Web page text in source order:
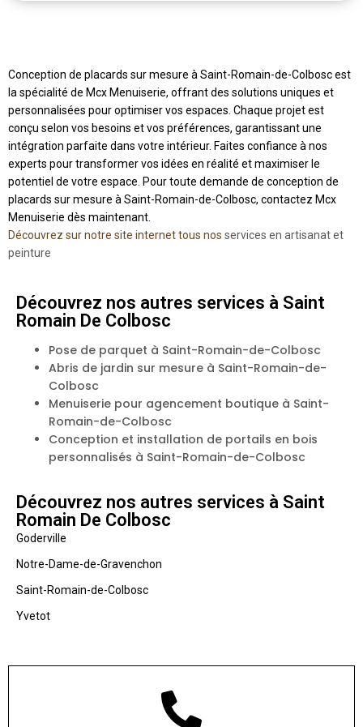
Conception de placards sur mesure à Saint-Romain-de-Colbosc est
la spécialité de Mcx Menuiserie, offrant des solutions uniques et
personnalisées pour optimiser vos espaces. Chaque projet est
conçu selon vos besoins et vos préférences, garantissant une
intégration parfaite dans votre intérieur. Faites confiance à nos
experts pour transformer vos idées en réalité et maximiser le
potentiel de votre espace. Pour toute demande de conception de
placards sur mesure à Saint-Romain-de-Colbosc, contactez Mcx
Menuiserie dès maintenant.
Découvrez sur notre site internet tous nos services en artisanat et
peinture
Découvrez nos autres services à Saint
Romain De Colbosc
Pose de parquet à Saint-Romain-de-Colbosc
Abris de jardin sur mesure à Saint-Romain-de-
Colbosc
Menuiserie pour agencement boutique à Saint-
Romain-de-Colbosc
Conception et installation de portails en bois
personnalisés à Saint-Romain-de-Colbosc
Découvrez nos autres services à Saint
Romain De Colbosc
Goderville
Notre-Dame-de-Gravenchon
Saint-Romain-de-Colbosc
Yvetot